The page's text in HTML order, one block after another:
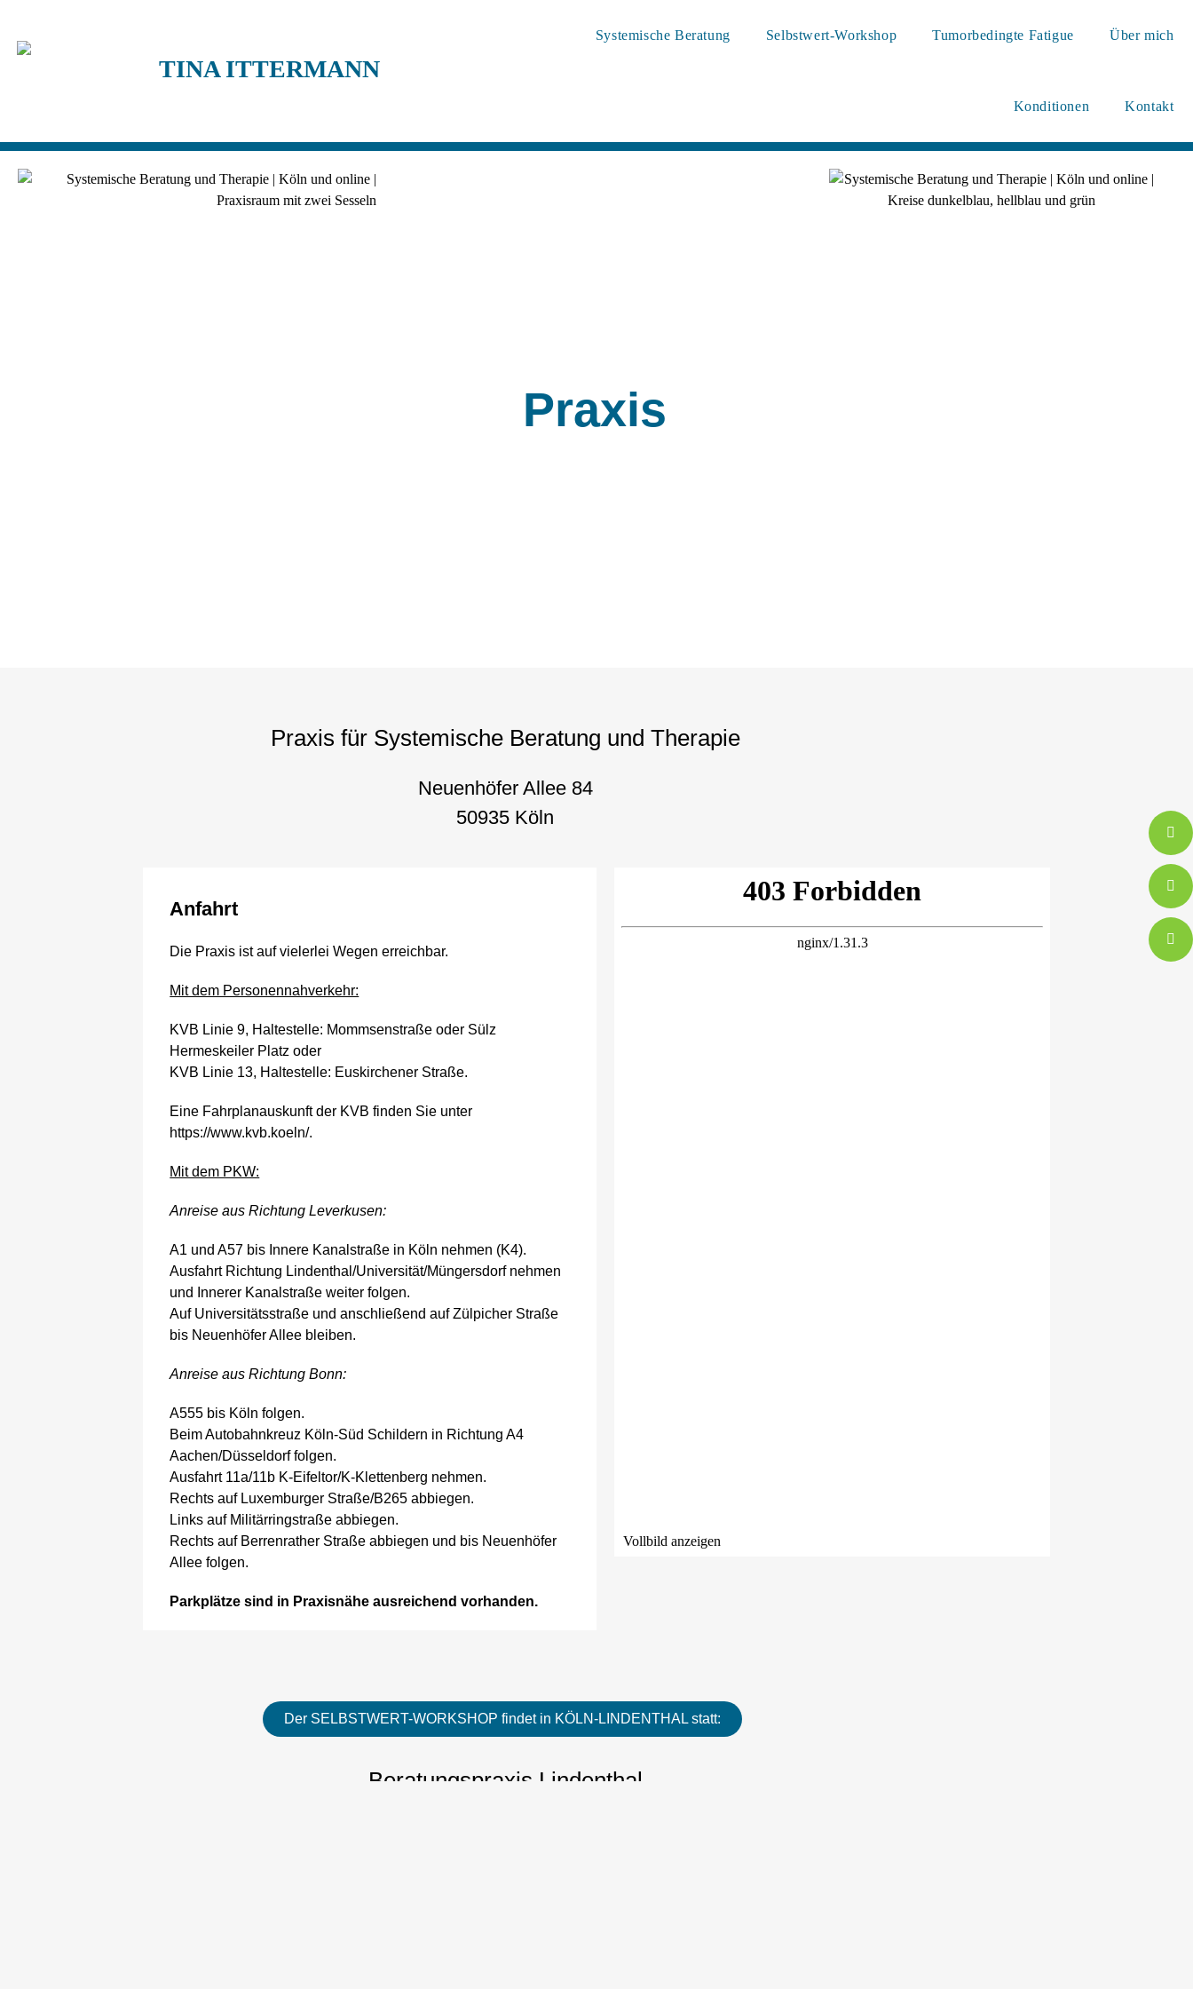
TINA ITTERMANN
Systemische Beratung Selbstwert-Workshop Tumorbedingte Fatigue Über mich
Konditionen Kontakt
Praxis
Praxis für Systemische Beratung und Therapie
Neuenhöfer Allee 84
50935 Köln
Anfahrt
Die Praxis ist auf vielerlei Wegen erreichbar.
Mit dem Personennahverkehr:
KVB Linie 9, Haltestelle: Mommsenstraße oder Sülz
Hermeskeiler Platz oder
KVB Linie 13, Haltestelle: Euskirchener Straße.
Eine Fahrplanauskunft der KVB finden Sie unter
https://www.kvb.koeln/.
Mit dem PKW:
Anreise aus Richtung Leverkusen:
A1 und A57 bis Innere Kanalstraße in Köln nehmen (K4).
Ausfahrt Richtung Lindenthal/Universität/Müngersdorf nehmen
und Innerer Kanalstraße weiter folgen.
Auf Universitätsstraße und anschließend auf Zülpicher Straße
bis Neuenhöfer Allee bleiben.
Anreise aus Richtung Bonn:
A555 bis Köln folgen.
Beim Autobahnkreuz Köln-Süd Schildern in Richtung A4
Aachen/Düsseldorf folgen.
Ausfahrt 11a/11b K-Eifeltor/K-Klettenberg nehmen.
Rechts auf Luxemburger Straße/B265 abbiegen.
Links auf Militärringstraße abbiegen.
Rechts auf Berrenrather Straße abbiegen und bis Neuenhöfer
Allee folgen.
Parkplätze sind in Praxisnähe ausreichend vorhanden.
Vollbild anzeigen
Der SELBSTWERT-WORKSHOP findet in KÖLN-LINDENTHAL statt:
Beratungspraxis Lindenthal